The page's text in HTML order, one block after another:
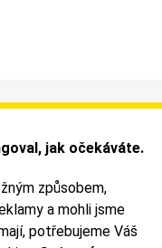
jak očekáváte.
způsobem,
a mohli jsme
potřebujeme Váš